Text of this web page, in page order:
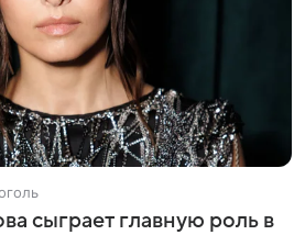
сыграет главную роль в